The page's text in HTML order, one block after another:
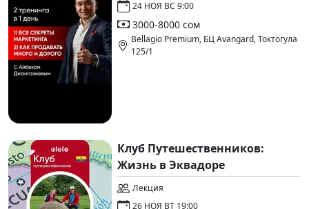
24 НОЯ ВС 9:00
3000-8000 сом
Bellagio Premium, БЦ Avangard, Токтогула
125/1
Клуб Путешественников:
Жизнь в Эквадоре
Лекция
26 НОЯ ВТ 19:00